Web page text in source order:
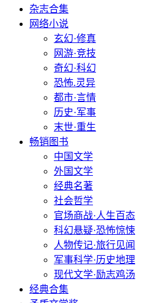
杂志合集
网络小说
玄幻·修真
网游·竞技
奇幻·科幻
恐怖.灵异
都市·言情
历史·军事
末世·重生
畅销图书
中国文学
外国文学
经典名著
社会哲学
官场商战·人生百态
科幻悬疑·恐怖惊悚
人物传记·旅行见闻
军事科学·历史地理
现代文学·励志鸡汤
经典合集